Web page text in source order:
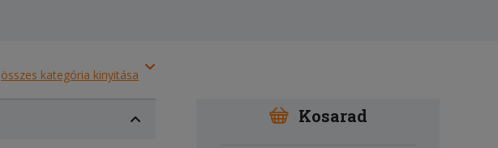
összes kategória kinyitása
Kosarad